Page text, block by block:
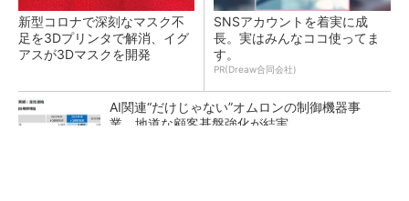
新型コロナで深刻なマスク不
足を3Dプリンタで解消、イグ
アスが3Dマスクを開発
SNSアカウントを着実に成
長。実はみんなココ使ってま
す。
PR(Dreaw合同会社)
AI関連“だけじゃない”オムロンの制御機器事
業、地道な顧客基盤強化が結実